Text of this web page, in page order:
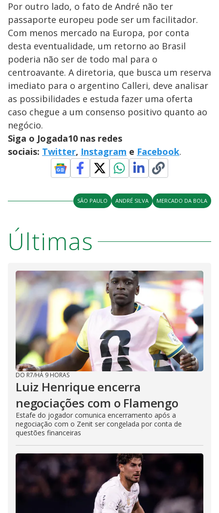
Por outro lado, o fato de André não ter
passaporte europeu pode ser um facilitador.
Com menos mercado na Europa, por conta
desta eventualidade, um retorno ao Brasil
poderia não ser de todo mal para o
centroavante. A diretoria, que busca um reserva
imediato para o argentino Calleri, deve analisar
as possibilidades e estuda fazer uma oferta
caso chegue a um consenso positivo quanto ao
negócio.
Siga o Jogada10 nas redes
sociais: Twitter, Instagram e Facebook.
SÃO PAULO ANDRÉ SILVA MERCADO DA BOLA
Últimas
DO R7/HÁ 9 HORAS
Luiz Henrique encerra
negociações com o Flamengo
Estafe do jogador comunica encerramento após a
negociação com o Zenit ser congelada por conta de
questões financeiras